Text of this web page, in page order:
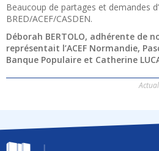
Beaucoup de partages et demandes
BRED/ACEF/CASDEN.
Déborah BERTOLO, adhérente de
représentait l’ACEF Normandie,
Banque Populaire et Catherine